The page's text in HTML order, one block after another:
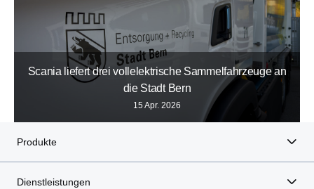
Scania liefert drei vollelektrische Sammelfahrzeuge an
die Stadt Bern
15 Apr. 2026
Produkte
Dienstleistungen